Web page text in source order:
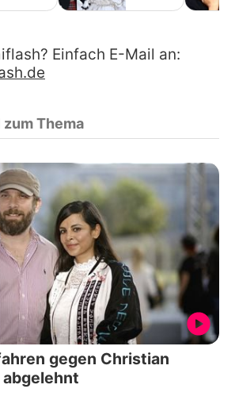
Einfach E-Mail an:
Thema
gegen Christian